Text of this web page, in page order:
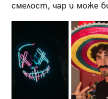
смелост, чар и може